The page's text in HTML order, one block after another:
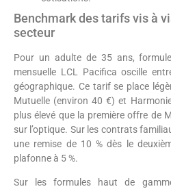
Benchmark des tarifs vis à
secteur
Pour un adulte de 35 ans,
mensuelle LCL Pacifica oscille
géographique. Ce tarif se place
Mutuelle (environ 40 €) et
plus élevé que la première offre de
sur l’optique. Sur les contrats
une remise de 10 % dès le
plafonne à 5 %.
Sur les formules haut de